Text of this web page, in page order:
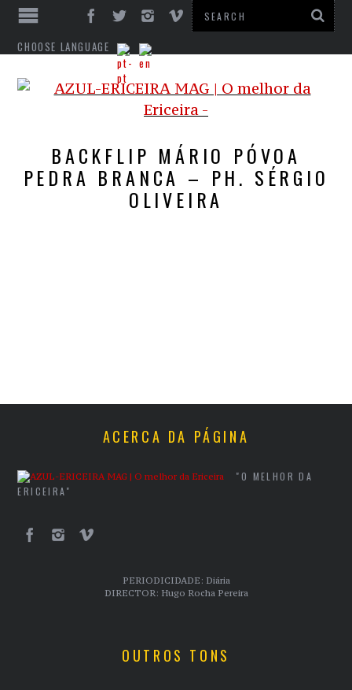
CHOOSE LANGUAGE
BACKFLIP MÁRIO PÓVOA
PEDRA BRANCA – PH. SÉRGIO
OLIVEIRA
ACERCA DA PÁGINA
"O MELHOR DA
ERICEIRA"
PERIODICIDADE: Diária
DIRECTOR: Hugo Rocha Pereira
OUTROS TONS